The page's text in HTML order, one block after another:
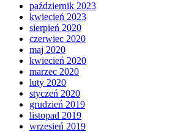
październik 2023
kwiecień 2023
sierpień 2020
czerwiec 2020
maj 2020
kwiecień 2020
marzec 2020
luty 2020
styczeń 2020
grudzień 2019
listopad 2019
wrzesień 2019